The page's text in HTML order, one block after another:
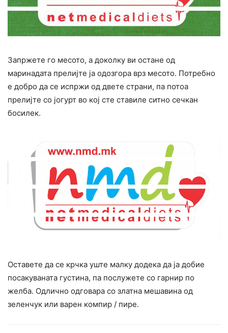
Запржете го месото, а доколку ви остане од
маринадата прелијте ја одозгора врз месото. Потребно
е добро да се испржи од двете страни, па потоа
прелијте со јогурт во кој сте ставиле ситно сечкан
босилек.
Оставете да се крчка уште малку додека да ја добие
посакуваната густина, па послужете со гарнир по
желба. Одлично одговара со златна мешавина од
зеленчук или варен компир / пире.